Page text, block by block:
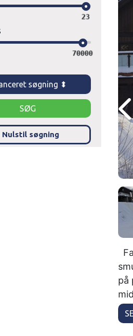
23
70000
søgning ⬍
Nulstil søgning
på